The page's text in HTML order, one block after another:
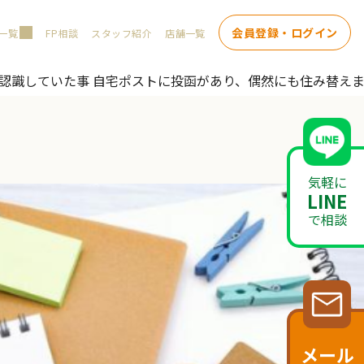
覧 FP相談 スタッフ紹介 店舗一覧 会員登録・ログイン
していた事 自宅ポストに投函があり、偶然にも住み替え
気軽に
LINE
で相談
メール